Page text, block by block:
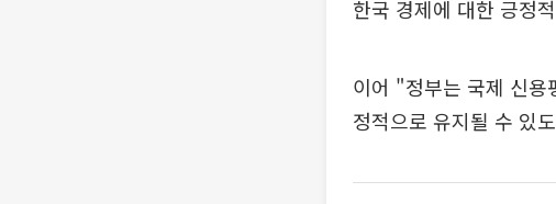
한국 경제에 대한 긍정
이어 "정부는 국제 신용
정적으로 유지될 수 있